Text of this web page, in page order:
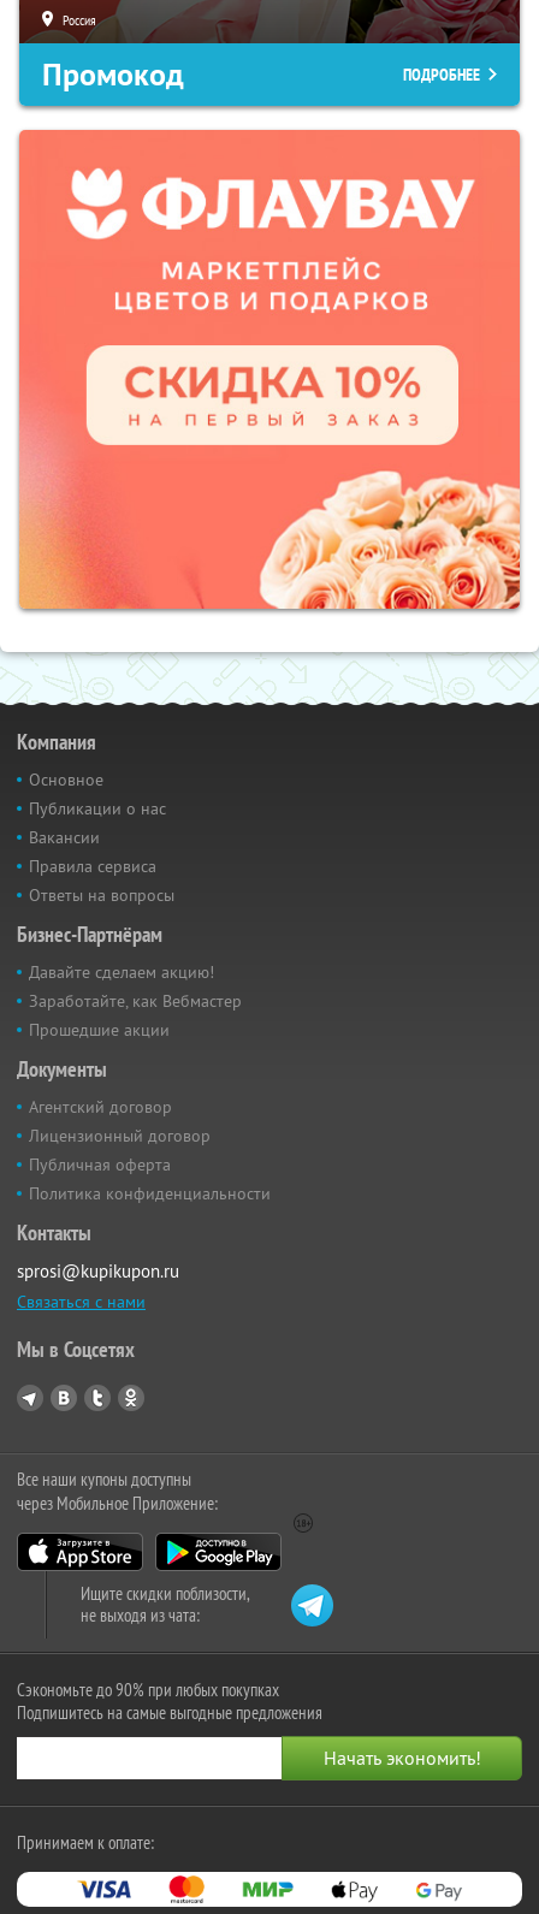
Россия
Промокод ПОДРОБНЕЕ
Компания
Основное
Публикации о нас
Вакансии
Правила сервиса
Ответы на вопросы
Бизнес-Партнёрам
Давайте сделаем акцию!
Заработайте, как Вебмастер
Прошедшие акции
Документы
Агентский договор
Лицензионный договор
Публичная оферта
Политика конфиденциальности
Контакты
sprosi@kupikupon.ru
Связаться с нами
Мы в Соцсетях
Все наши купоны доступны
через Мобильное Приложение:
Ищите скидки поблизости,
не выходя из чата:
Сэкономьте до 90% при любых покупках
Подпишитесь на самые выгодные предложения
Принимаем к оплате: